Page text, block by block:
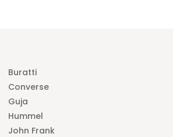
Buratti
Converse
Guja
Hummel
John Frank